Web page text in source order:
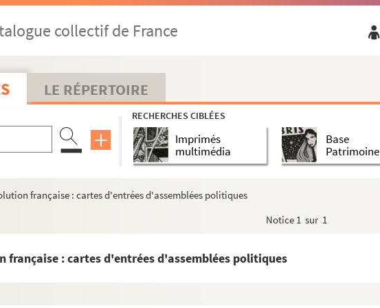
collectif de France
LE RÉPERTOIRE
RECHERCHES CIBLÉES
Imprimés
multimédia
Base
Patrimoine
française : cartes d'entrées d'assemblées politiques
Notice 1 sur 1
française : cartes d'entrées d'assemblées politiques
à sa femme Marie Gautier
d'une batterie allemande installée aux Sablons (août 1944)
dans la bataille de Vire (août 1944)
américaine dans la Bataille de Vire (août 1944) par André Léondot
viroise et supplément, par le docteur Jean Fournée
de Belle Etoile à Vire. La Chapelle Saint-Maur et ses prieurs, par le Docteur Jean Fou...
Saints protecteurs et guérisseurs de l'enfance en Normandie, documents recueillis et...
Saints protecteurs et guérisseurs de l'enfance en Normandie (supplément), par Roger ...
par Camille Drudes de Campagnolles